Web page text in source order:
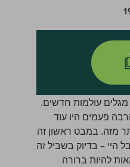
עולמות חדשים.
פעמים היו עוד
מזה. במבט ראשון זה
היי – בדיוק בשביל זה
להיות ברורה